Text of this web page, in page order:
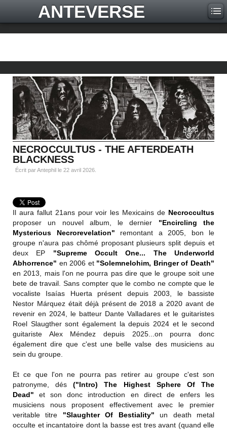
ANTEVERSE
NECROCCULTUS - THE AFTERDEATH
BLACKNESS
Écrit par Antephil le 22 avril 2026
Il aura fallut 21ans pour voir les Mexicains de Necroccultus
proposer un nouvel album, le dernier "Encircling the
Mysterious Necrorevelation" remontant a 2005, bon le
groupe n'aura pas chômé proposant plusieurs split depuis et
deux EP "Supreme Occult One... The Underworld
Abhorrence" en 2006 et "Solemnelohim, Bringer of Death"
en 2013, mais l'on ne pourra pas dire que le groupe soit une
bete de travail. Sans compter que le combo ne compte que le
vocaliste Isaías Huerta présent depuis 2003, le bassiste
Nestor Márquez était déjà présent de 2018 a 2020 avant de
revenir en 2024, le batteur Dante Valladares et le guitaristes
Roel Slaugther sont également la depuis 2024 et le second
guitariste Alex Méndez depuis 2025...on pourra donc
également dire que c'est une belle valse des musiciens au
sein du groupe.
Et ce que l'on ne pourra pas retirer au groupe c'est son
patronyme, dés("Intro) The Highest Sphere Of The
Dead"et son donc introduction en direct de enfers les
musiciens nous proposent effectivement avec le premier
veritable titre "Slaughter Of Bestiality" un death metal
occulte et incantatoire dont la basse est tres avant (quand elle